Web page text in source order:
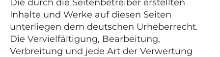
Die durch die Seitenbetreiber erstellten
Inhalte und Werke auf diesen Seiten
unterliegen dem deutschen Urheberrecht.
Die Vervielfältigung, Bearbeitung,
Verbreitung und jede Art der Verwertung